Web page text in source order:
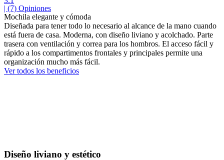
| (7) Opiniones
Mochila elegante y cómoda
Diseñada para tener todo lo necesario al alcance de la mano cuando
está fuera de casa. Moderna, con diseño liviano y acolchado. Parte
trasera con ventilación y correa para los hombros. El acceso fácil y
rápido a los compartimentos frontales y principales permite una
organización mucho más fácil.
Ver todos los beneficios
Diseño liviano y estético